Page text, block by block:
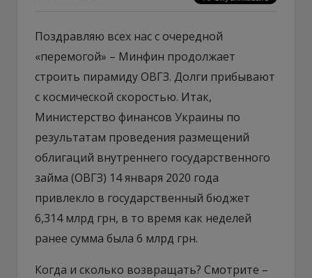
Поздравляю всех нас с очередной
«перемогой» – Минфин продолжает
строить пирамиду ОВГЗ. Долги прибывают
с космической скоростью. Итак,
Министерство финансов Украины по
результатам проведения размещений
облигаций внутреннего государственного
займа (ОВГЗ) 14 января 2020 года
привлекло в государственный бюджет
6,314 млрд грн, в то время как неделей
ранее сумма была 6 млрд грн.
Когда и сколько возвращать? Смотрите –